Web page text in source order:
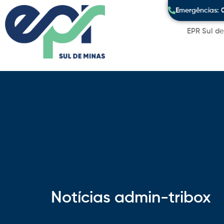
Emergências:
EPR Sul
Notícias admin-tribox